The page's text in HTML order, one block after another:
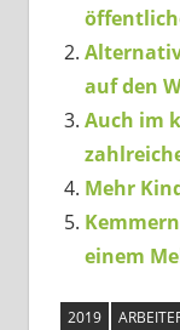
auf den
Auch im
Mehr
einem
2019